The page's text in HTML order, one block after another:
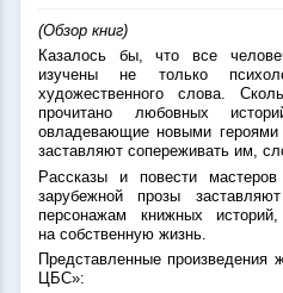
(Обзор книг)
Казалось бы, что все
изучены не только
художественного слова.
прочитано любовных
овладевающие новыми героями
заставляют сопереживать им,
Рассказы и повести
зарубежной прозы
персонажам книжных
на собственную жизнь.
Представленные
ЦБС»: